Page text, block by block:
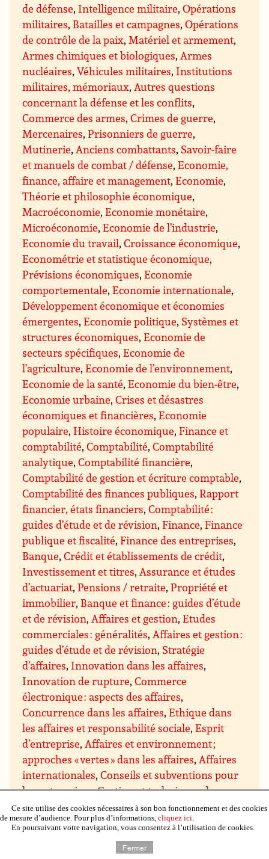
de défense, Intelligence militaire,Opérations
militaires, Batailles et campagnes,Opérations
de contrôle de la paix,Matériel et armement,
Armes chimiques et biologiques,Armes
nucléaires,Véhicules militaires, Institutions
militaires, mémoriaux,Autres questions
concernant la défense et les conflits,
Commerce des armes,Crimes de guerre,
Mercenaires,Prisonniers de guerre,
Mutinerie,Anciens combattants, Savoir-faire
et manuels de combat / défense,Economie,
finance, affaire et management,Economie,
Théorie et philosophie économique,
Macroéconomie,Economie monétaire,
Microéconomie,Economie de l’industrie,
Economie du travail,Croissance économique,
Econométrie et statistique économique,
Prévisions économiques,Economie
comportementale,Economie internationale,
Développement économique et économies
émergentes,Economie politique, Systèmes et
structures économiques,Economie de
secteurs spécifiques,Economie de
l’agriculture,Economie de l’environnement,
Economie de la santé,Economie du bien-être,
Economie urbaine,Crises et désastres
économiques et financières,Economie
populaire,Histoire économique,Finance et
comptabilité,Comptabilité,Comptabilité
analytique,Comptabilité financière,
Comptabilité de gestion et écriture comptable,
Comptabilité des finances publiques,Rapport
financier, états financiers,Comptabilité :
guides d’étude et de révision,Finance,Finance
publique et fiscalité,Finance des entreprises,
Banque,Crédit et établissements de crédit,
Investissement et titres,Assurance et études
d’actuariat,Pensions / retraite,Propriété et
immobilier, Banque et finance : guides d’étude
et de révision,Affaires et gestion,Etudes
commerciales : généralités,Affaires et gestion :
guides d’étude et de révision, Stratégie
d’affaires, Innovation dans les affaires,
Innovation de rupture,Commerce
électronique : aspects des affaires,
Concurrence dans les affaires,Ethique dans
les affaires et responsabilité sociale,Esprit
d’entreprise,Affaires et environnement ;
approches « vertes » dans les affaires,Affaires
internationales,Conseils et subventions pour
les entreprises,Gestion et techniques de
gestion,Gestion : direction et motivation,
Gestion des prises de décision,Gestion du
Gestion des projets,Assurance qualité
Gestion du temps
Ce site utilise des cookies nécessaires à son bon fonctionnement et des cookies
de mesure d’audience. Pour plus d’informations, cliquez ici.
En poursuivant votre navigation, vous consentez à l’utilisation de cookies.
Fermer